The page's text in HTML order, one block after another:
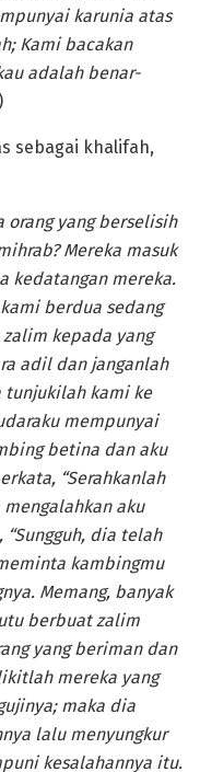
karunia atas
Kami bacakan
adalah benar-
sebagai khalifah,
orang yang berselisih
Mereka masuk
kedatangan mereka.
berdua sedang
kepada yang
adil dan janganlah
tunjukilah kami ke
mempunyai
betina dan aku
“Serahkanlah
aku
dia telah
kambingmu
Memang, banyak
berbuat zalim
yang beriman dan
mereka yang
maka dia
lalu menyungkur
kesalahannya itu.